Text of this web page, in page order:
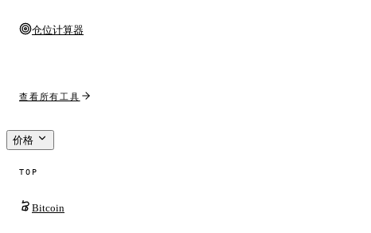
仓位计算器
查看所有工具
价格
TOP
Bitcoin